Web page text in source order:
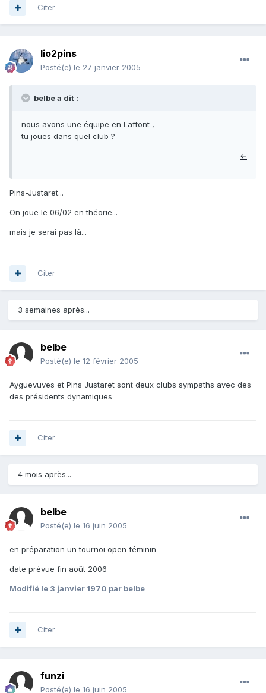
Citer
lio2pins
Posté(e) le 27 janvier 2005
belbe a dit :
nous avons une équipe en Laffont ,
tu joues dans quel club ?
←
Pins-Justaret...
On joue le 06/02 en théorie...
mais je serai pas là...
Citer
3 semaines après...
belbe
Posté(e) le 12 février 2005
Ayguevuves et Pins Justaret sont deux clubs sympaths avec des
des présidents dynamiques
Citer
4 mois après...
belbe
Posté(e) le 16 juin 2005
en préparation un tournoi open féminin
date prévue fin août 2006
Modifié le 3 janvier 1970 par belbe
Citer
funzi
Posté(e) le 16 juin 2005